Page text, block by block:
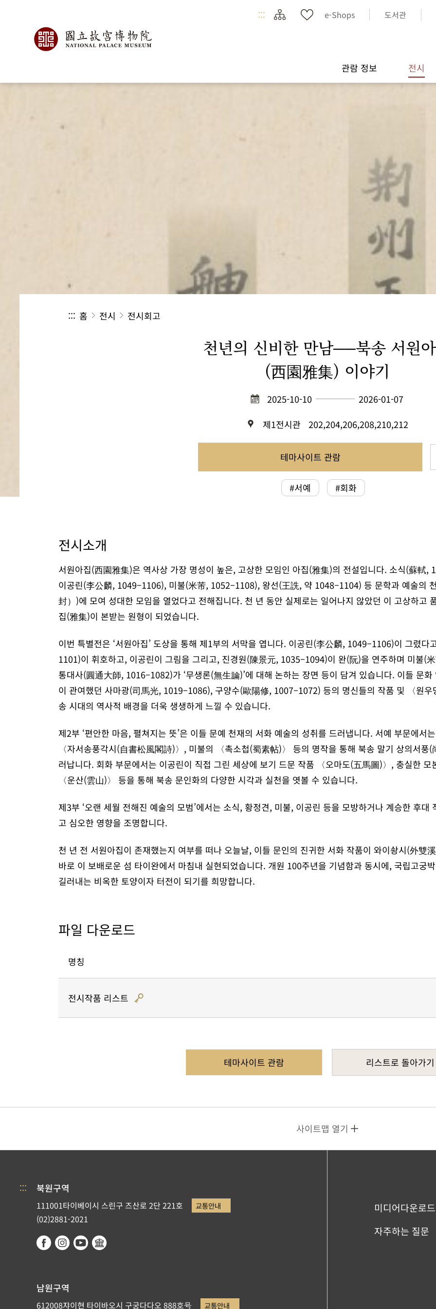
::: e-Shops 도서관
관람 정보 전시
::: 홈 전시 전시회고
천년의 신비한 만남──북송 서원
(西園雅集) 이야기
2025-10-10
2026-01-07
제1전시관
202,204,206,208,210,212
테마사이트 관람
#서예 #회화
전시소개
서원아집(西園雅集)은 역사상 가장 명성이 높은, 고상한 모임인 아집(雅集)의 전설입니다. 소식(蘇軾
이공린(李公麟, 1049–1106), 미불(米芾, 1052–1108), 왕선(王詵, 약 1048–1104) 등 문학과 예술의
封）)에 모여 성대한 모임을 열었다고 전해집니다. 천 년 동안 실제로는 일어나지 않았던 이 고상하고
집(雅集)이 본받는 원형이 되었습니다.
이번 특별전은 ‘서원아집’ 도상을 통해 제1부의 서막을 엽니다. 이공린(李公麟, 1049–1106)이 그렸
1101)이 휘호하고, 이공린이 그림을 그리고, 진경원(陳景元, 1035–1094)이 완(阮)을 연주하며 미불(
통대사(圓通大師, 1016–1082)가 ‘무생론(無生論)’에 대해 논하는 장면 등이 담겨 있습니다. 이들 문
이 관여했던 사마광(司馬光, 1019–1086), 구양수(歐陽修, 1007–1072) 등의 명신들의 작품 및 〈원
송 시대의 역사적 배경을 더욱 생생하게 느낄 수 있습니다.
제2부 ‘편안한 마음, 펼쳐지는 뜻’은 이들 문예 천재의 서화 예술의 성취를 드러냅니다. 서예 부문에
〈자서송풍각시(自書松風閣詩)〉, 미불의 〈촉소첩(蜀素帖)〉 등의 명작을 통해 북송 말기 상의서
러납니다. 회화 부문에서는 이공린이 직접 그린 세상에 보기 드문 작품 〈오마도(五馬圖)〉, 충실한
〈운산(雲山)〉 등을 통해 북송 문인화의 다양한 시각과 실천을 엿볼 수 있습니다.
제3부 ‘오랜 세월 전해진 예술의 모범’에서는 소식, 황정견, 미불, 이공린 등을 모방하거나 계승한 후
고 심오한 영향을 조명합니다.
천 년 전 서원아집이 존재했는지 여부를 떠나 오늘날, 이들 문인의 진귀한 서화 작품이 와이솽시(外雙
바로 이 보배로운 섬 타이완에서 마침내 실현되었습니다. 개원 100주년을 기념함과 동시에, 국립고궁
길러내는 비옥한 토양이자 터전이 되기를 희망합니다.
파일 다운로드
명칭
전시작품 리스트
테마사이트 관람 리스트로 돌아가기
사이트맵 열기
::: 북원구역
111001타이베이시 스린구 즈산로 2단 221호 교통안내
(02)2881-2021
남원구역
612008쟈이현 타이바오시 구궁다다오 888호号 교통안내
미디어다운로드
자주하는 질문